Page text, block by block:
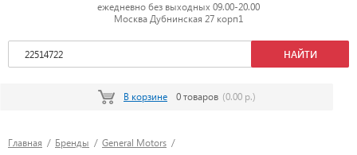
ежедневно без выходных 09.00-20.00
Москва Дубнинская 27 корп1
В корзине 0 товаров (0.00 р.)
Главная / Бренды / General Motors /